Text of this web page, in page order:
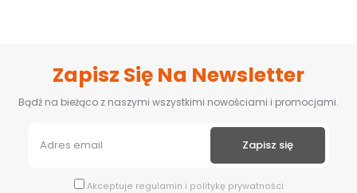
Zapisz Się Na Newsletter
Bądź na bieżąco z naszymi wszystkimi nowościami i promocjami.
Akceptuje regulamin i politykę prywatności